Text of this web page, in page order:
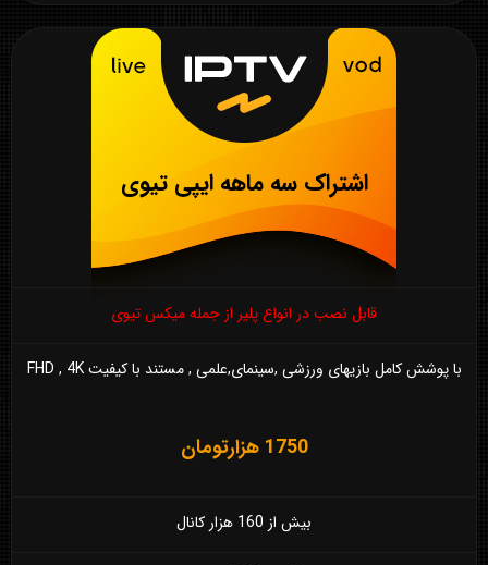
اشتراک سه ماهه ایپی تیوی
قابل نصب در انواع پلیر از جمله میکس تیوی
با پوشش کامل بازیهای ورزشی ,سینمای,علمی , مستند با کیفیت FHD , 4K
1750 هزارتومان
بیش از 160 هزار کانال